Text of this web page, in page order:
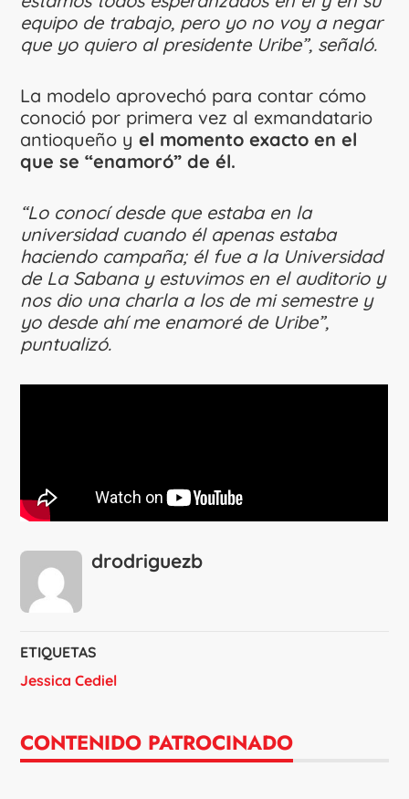
equipo de trabajo, pero yo no voy a negar
que yo quiero al presidente Uribe”, señaló.
La modelo aprovechó para contar cómo
conoció por primera vez al exmandatario
antioqueño y el momento exacto en el
que se “enamoró” de él.
“Lo conocí desde que estaba en la
universidad cuando él apenas estaba
haciendo campaña; él fue a la Universidad
de La Sabana y estuvimos en el auditorio y
nos dio una charla a los de mi semestre y
yo desde ahí me enamoré de Uribe”,
puntualizó.
drodriguezb
ETIQUETAS
Jessica Cediel
CONTENIDO PATROCINADO